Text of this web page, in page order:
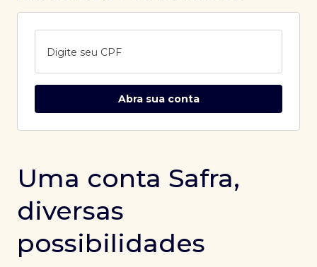
Digite seu CPF
Abra sua conta
Uma conta Safra,
diversas
possibilidades